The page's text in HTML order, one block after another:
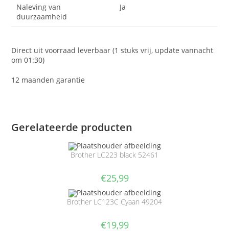
Naleving van
duurzaamheid
Ja
Direct uit voorraad leverbaar (1 stuks vrij, update vannacht
om 01:30)
12 maanden garantie
Gerelateerde producten
Brother LC223 black 52461
€25,99
Brother LC123C Cyaan 49204
€19,99